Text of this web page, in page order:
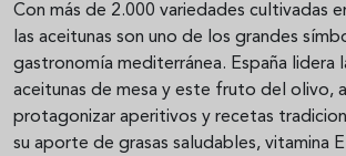
Con más de 2.000 variedades cultivadas
las aceitunas son uno de los grandes
gastronomía mediterránea. España lidera
aceitunas de mesa y este fruto del olivo,
protagonizar aperitivos y recetas
su aporte de grasas saludables, vitamina